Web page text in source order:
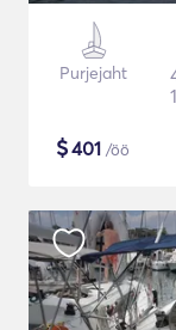
Purjejaht
$401 /öö